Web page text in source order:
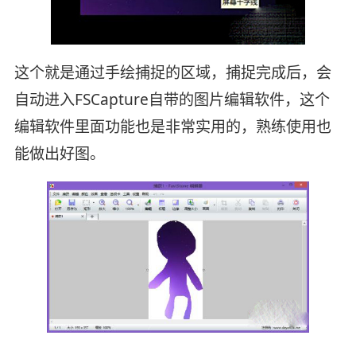
这个就是通过手绘捕捉的区域，捕捉完成后，会
自动进入FSCapture自带的图片编辑软件，这个
编辑软件里面功能也是非常实用的，熟练使用也
能做出好图。